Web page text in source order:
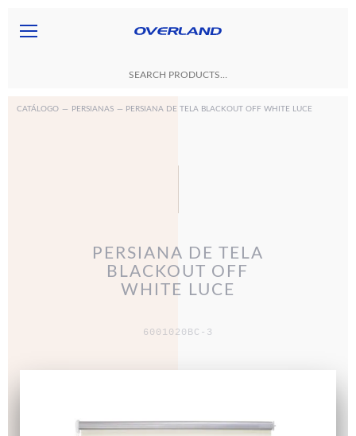
CATÁLOGO — PERSIANAS — PERSIANA DE TELA BLACKOUT OFF WHITE LUCE
PERSIANA DE TELA
BLACKOUT OFF
WHITE LUCE
6001020BC-3